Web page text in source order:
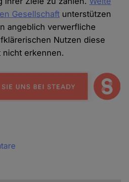
Gesellschaft unterstützen
angeblich verwerfliche
Nutzen diese
nicht erkennen.